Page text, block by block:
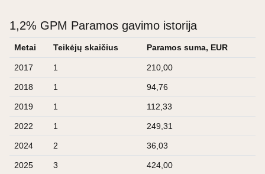
1,2% GPM Paramos gavimo istorija
Metai Teikėjų skaičius Paramos suma, EUR
2017 1 210,00
2018 1 94,76
2019 1 112,33
2022 1 249,31
2024 2 36,03
2025 3 424,00